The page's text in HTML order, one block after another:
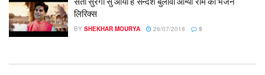
लिरिक्स
BY SHEKHAR MOURYA 26/07/2018 5